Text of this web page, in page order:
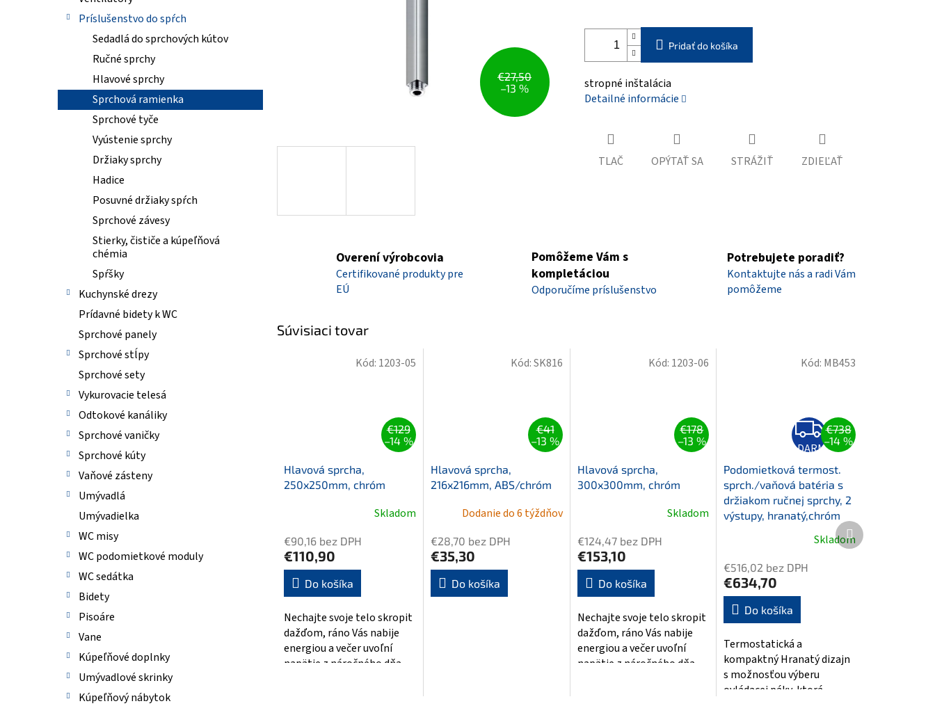
Príslušenstvo do spŕch
Sedadlá do sprchových kútov
Ručné sprchy
Hlavové sprchy
Sprchová ramienka
Sprchové tyče
Vyústenie sprchy
Držiaky sprchy
Hadice
Posuvné držiaky spŕch
Sprchové závesy
Stierky, čističe a kúpeľňová
chémia
Spŕšky
Kuchynské drezy
Prídavné bidety k WC
Sprchové panely
Sprchové stĺpy
Sprchové sety
Vykurovacie telesá
Odtokové kanáliky
Sprchové vaničky
Sprchové kúty
Vaňové zásteny
Umývadlá
Umývadielka
WC misy
WC podomietkové moduly
WC sedátka
Bidety
Pisoáre
Vane
Kúpeľňové doplnky
Umývadlové skrinky
Kúpeľňový nábytok
€27,50
–13 %
Pridať do košíka
stropné inštalácia
Detailné informácie
TLAČ OPÝTAŤ SA STRÁŽIŤ ZDIEĽAŤ
Overení výrobcovia
Certifikované produkty pre
EÚ
Pomôžeme Vám s
kompletáciou
Odporučíme príslušenstvo
Potrebujete poradiť?
Kontaktujte nás a radi Vám
pomôžeme
Súvisiaci tovar
€129
–14 %
Hlavová sprcha,
250x250mm, chróm
Skladom
€90,16 bez DPH
€110,90
Do košíka
Nechajte svoje telo skropit
dažďom, ráno Vás nabije
energiou a večer uvoľní
napätie z náročného dňa
Kód: 1203-05
€41
–13 %
Hlavová sprcha,
216x216mm, ABS/chróm
Dodanie do 6 týždňov
€28,70 bez DPH
€35,30
Do košíka
Kód:SK816
€178
–13 %
Hlavová sprcha,
300x300mm, chróm
Skladom
€124,47 bez DPH
€153,10
Do košíka
Nechajte svoje telo skropit
dažďom, ráno Vás nabije
energiou a večer uvoľní
napätie z náročného dňa.
Kód: 1203-06
Z
A
D
A
M
O
ZADARMO
€738
–14 %
Podomietková termost.
sprch./vaňová batéria s
držiakom ručnej sprchy, 2
výstupy, hranatý,chróm
Skladom
€516,02 bez DPH
€634,70
Do košíka
Termostatická a
kompaktný Hranatý dizajn
s možnosťou výberu
ovládacej páky, ktorá
Kód: MB453
Ďalší
produkt